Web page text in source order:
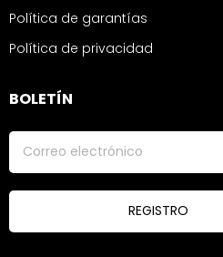
Política de garantías
Política de privacidad
BOLETÍN